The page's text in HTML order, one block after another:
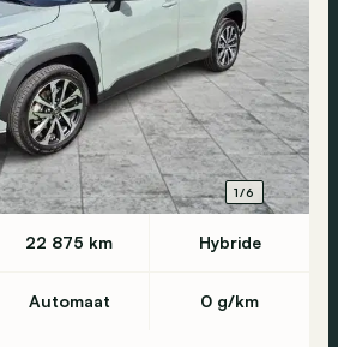
1/6
22 875 km Hybride
Automaat 0 g/km